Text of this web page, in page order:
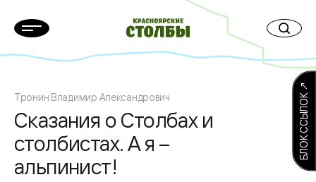
Тронин Владимир Александрович
Сказания о Столбах и
столбистах. А я –
альпинист!
БЛОК ССЫЛОК ↗